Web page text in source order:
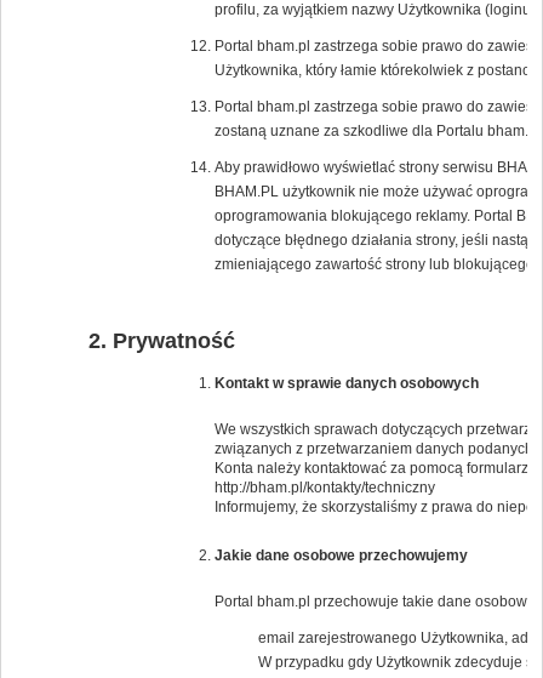
profilu, za wyjątkiem nazwy Użytkownika
Portal bham.pl zastrzega sobie prawo do
Użytkownika, który łamie którekolwiek z
Portal bham.pl zastrzega sobie prawo do
zostaną uznane za szkodliwe dla Portalu bham.pl.
Aby prawidłowo wyświetlać strony serwisu
BHAM.PL użytkownik nie może używać
oprogramowania blokującego reklamy. Portal
dotyczące błędnego działania strony, jeśli
zmieniającego zawartość strony lub blokującego
Prywatność
Kontakt w sprawie danych osobowych
We wszystkich sprawach dotyczących
związanych z przetwarzaniem danych podanych
Konta należy kontaktować za pomocą
http://bham.pl/kontakty/techniczny
Informujemy, że skorzystaliśmy z prawa do
Jakie dane osobowe przechowujemy
Portal bham.pl przechowuje takie dane osobowe
email zarejestrowanego Użytkownika,
W przypadku gdy Użytkownik zdecyduje